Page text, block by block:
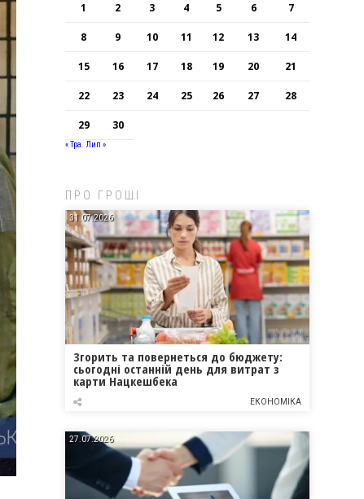
1 2 3 4 5 6 7
8 9 10 11 12 13 14
15 16 17 18 19 20 21
22 23 24 25 26 27 28
29 30
« Тра Лип »
ПРО ГРОШІ
31.07.2026
Згорить та повернеться до бюджету:
сьогодні останній день для витрат з
карти Нацкешбека
ЕКОНОМІКА
27.07.2026